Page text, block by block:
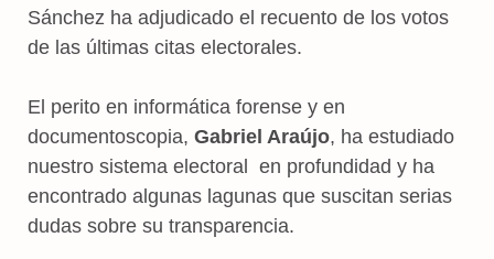
Sánchez ha adjudicado el recuento de los votos
de las últimas citas electorales.
El perito en informática forense y en
documentoscopia, Gabriel Araújo, ha estudiado
nuestro sistema electoral en profundidad y ha
encontrado algunas lagunas que suscitan serias
dudas sobre su transparencia.